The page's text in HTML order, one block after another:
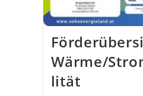
Wärme/
lität